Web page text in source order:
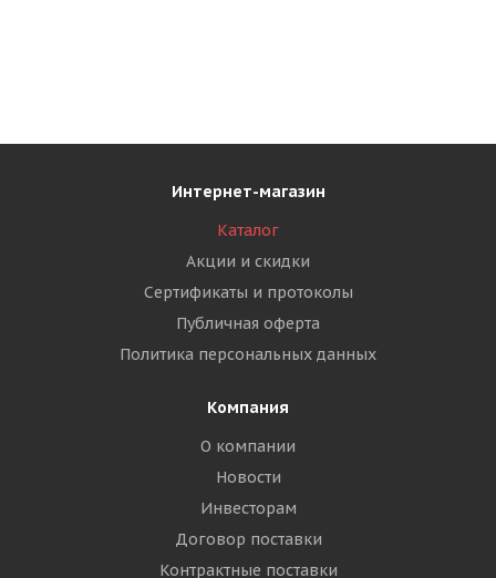
Интернет-магазин
Каталог
Акции и скидки
Сертификаты и протоколы
Публичная оферта
Политика персональных данных
Компания
О компании
Новости
Инвесторам
Договор поставки
Контрактные поставки